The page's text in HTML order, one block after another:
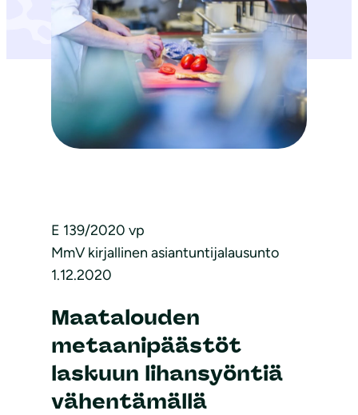
E 139/2020 vp
MmV kirjallinen asiantuntijalausunto
1.12.2020
Maatalouden
metaanipäästöt
laskuun lihansyöntiä
vähentämällä